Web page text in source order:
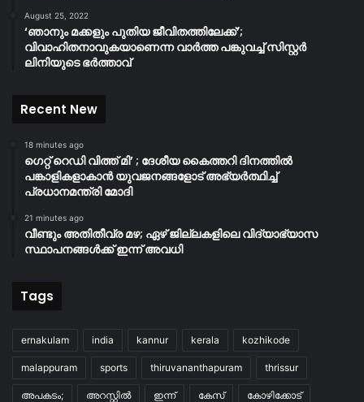
August 25, 2022
‘ഞാനും മക്കളും പുതിയ ജീവിതത്തിലേക്ക്’;
വിവാഹിതനാവുകയാണെന്ന വാർത്ത പങ്കുവച്ച് സിസ്റ്റർ
ലിനിയുടെ ഭർത്താവ്
Recent New
18 minutes ago
ഗെറ്റ് റെഡി വിത്ത് മി’ ; ദേശീയ കൈത്തറി ദിനത്തിൽ
പങ്കാളികളാകാൻ യുവജനങ്ങളോട് അഭ്യർത്ഥിച്ച്
പ്രധാനമന്ത്രി മോദി
21 minutes ago
വീണ്ടും അതിതീവ്ര മഴ; ഏഴ് ജില്ലകളിലെ വിദ്യാഭ്യാസ
സ്ഥാപനങ്ങൾക്ക് ഇന്ന് അവധി
Tags
ernakulam india kannur kerala kozhikode
malappuram sports thiruvananthapuram thrissur
അപകടം; അറസ്റ്റിൽ ഇന്ന് കേസ് കോഴിക്കോട്